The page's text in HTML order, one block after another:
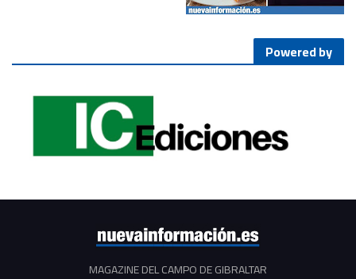
Powered by
MAGAZINE DEL CAMPO DE GIBRALTAR